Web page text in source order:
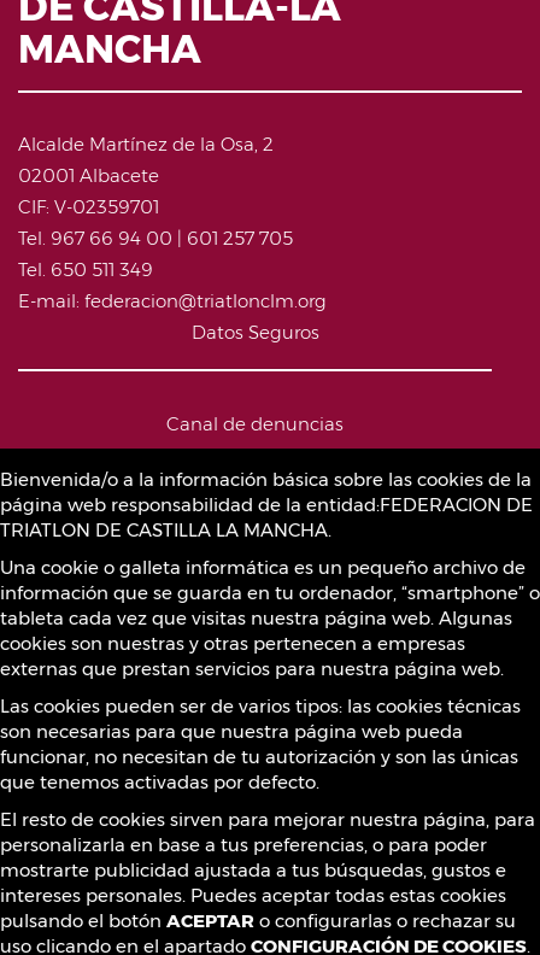
Bienvenida/o a la información básica sobre las cookies de la
página web responsabilidad de la entidad:FEDERACION DE
TRIATLON DE CASTILLA LA MANCHA.
Una cookie o galleta informática es un pequeño archivo de
información que se guarda en tu ordenador, “smartphone” o
tableta cada vez que visitas nuestra página web. Algunas
cookies son nuestras y otras pertenecen a empresas
externas que prestan servicios para nuestra página web.
Las cookies pueden ser de varios tipos: las cookies técnicas
son necesarias para que nuestra página web pueda
funcionar, no necesitan de tu autorización y son las únicas
que tenemos activadas por defecto.
El resto de cookies sirven para mejorar nuestra página, para
personalizarla en base a tus preferencias, o para poder
mostrarte publicidad ajustada a tus búsquedas, gustos e
intereses personales. Puedes aceptar todas estas cookies
pulsando el botón ACEPTAR o configurarlas o rechazar su
uso clicando en el apartado CONFIGURACIÓN DE COOKIES.
MANCHA
Alcalde Martínez de la Osa, 2
02001 Albacete
CIF: V-02359701
Tel. 967 66 94 00 | 601 257 705
Tel. 650 511 349
E-mail: federacion@triatlonclm.org
Datos Seguros
Canal de denuncias
Política de Cookies
Sustancias prohibidas
Contacto
¡Síguenos!